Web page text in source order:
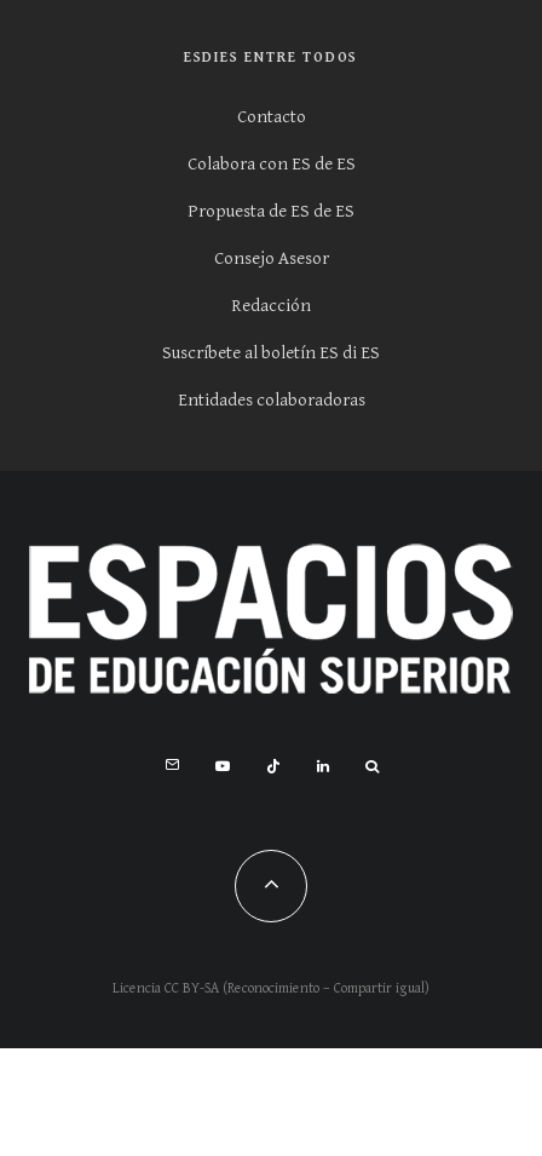
ESDIES ENTRE TODOS
Contacto
Colabora con ES de ES
Propuesta de ES de ES
Consejo Asesor
Redacción
Suscríbete al boletín ES di ES
Entidades colaboradoras
Licencia CC BY-SA (Reconocimiento – Compartir igual)